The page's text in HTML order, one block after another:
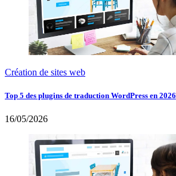
Création de sites web
Top 5 des plugins de traduction WordPress en 2026
16/05/2026